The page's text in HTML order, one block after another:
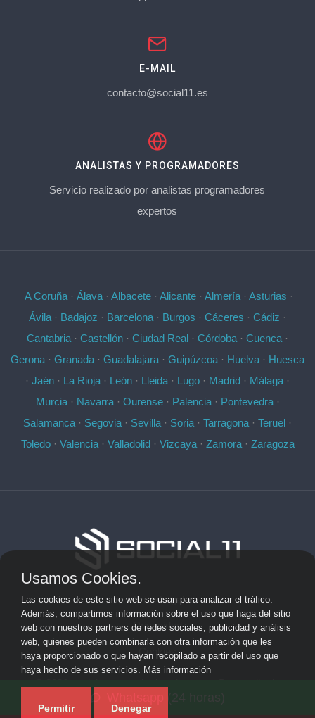
E-MAIL
contacto@social11.es
ANALISTAS Y PROGRAMADORES
Servicio realizado por analistas programadores
expertos
A Coruña· Álava· Albacete· Alicante· Almería· Asturias ·
Ávila · Badajoz · Barcelona · Burgos · Cáceres · Cádiz ·
Cantabria · Castellón · Ciudad Real · Córdoba · Cuenca ·
Gerona · Granada · Guadalajara · Guipúzcoa · Huelva · Huesca
· Jaén · La Rioja · León · Lleida · Lugo · Madrid · Málaga ·
Murcia· Navarra· Ourense· Palencia· Pontevedra·
Salamanca · Segovia · Sevilla · Soria · Tarragona · Teruel ·
Toledo· Valencia· Valladolid· Vizcaya· Zamora· Zaragoza
Aviso Legal
Privacidad
Cookies
aplicaciones de software personalizadas ·
Usamos Cookies.
Las cookies de este sitio web se usan para analizar el tráfico.
Además, compartimos información sobre el uso que haga del sitio
web con nuestros partners de redes sociales, publicidad y análisis
web, quienes pueden combinarla con otra información que les
haya proporcionado o que hayan recopilado a partir del uso que
haya hecho de sus servicios. Más información
Permitir Denegar